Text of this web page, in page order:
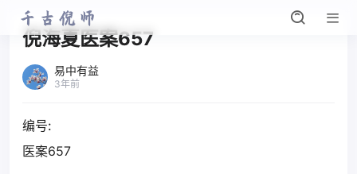
倪海夏医案657
易中有益
3年前
编号:
医案657